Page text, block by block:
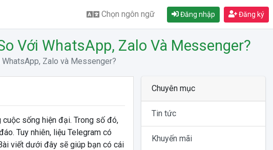
Chọn ngôn ngữ Đăng nhập Đăng ký
Với WhatsApp, Zalo Và Messenger?
Zalo và Messenger?
sống hiện đại. Trong số đó,
Tuy nhiên, liệu Telegram có
viết dưới đây sẽ giúp bạn có cái
Chuyên mục
Tin tức
Khuyến mãi